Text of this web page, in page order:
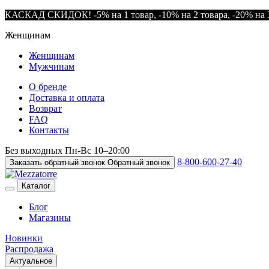
КАСКАД СКИДОК! -5% на 1 товар, -10% на 2 товара, -20% на
Женщинам
Женщинам
Мужчинам
О бренде
Доставка и оплата
Возврат
FAQ
Контакты
Без выходных Пн-Вс 10–20:00
Заказать обратный звонок Обратный звонок 8-800-600-27-40
Каталог
Блог
Магазины
Новинки
Распродажа
Актуальное